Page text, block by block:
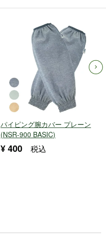
パイピング腕カバー プレーン
(NSR-900 BASIC)
¥400 税込